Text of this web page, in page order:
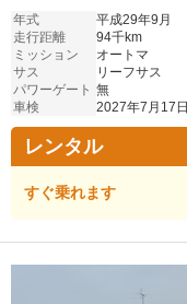
年式
平成29年9月
走行距離
94千km
ミッション
オートマ
サス
リーフサス
パワーゲート 無
車検
2027年7月17日
レンタル
すぐ乗れます